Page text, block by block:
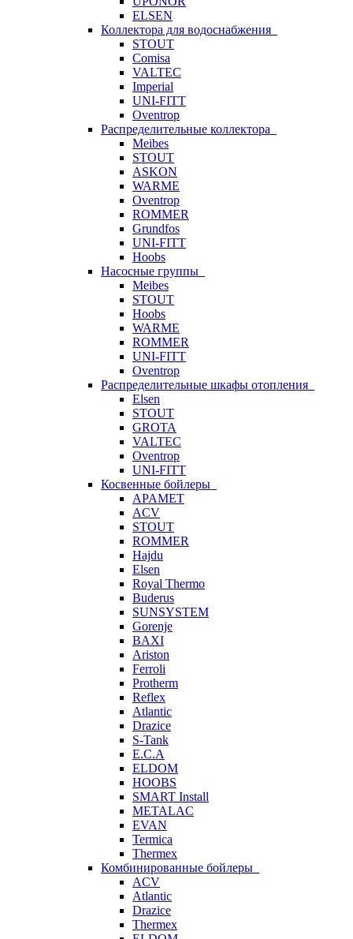
ELSEN
Коллектора для водоснабжения
STOUT
Comisa
VALTEC
Imperial
UNI-FITT
Oventrop
Распределительные коллектора
Meibes
STOUT
ASKON
WARME
Oventrop
ROMMER
Grundfos
UNI-FITT
Hoobs
Насосные группы
Meibes
STOUT
Hoobs
WARME
ROMMER
UNI-FITT
Oventrop
Распределительные шкафы отопления
Elsen
STOUT
GROTA
VALTEC
Oventrop
UNI-FITT
Косвенные бойлеры
APAMET
ACV
STOUT
ROMMER
Hajdu
Elsen
Royal Thermo
Buderus
SUNSYSTEM
Gorenje
BAXI
Ariston
Ferroli
Protherm
Reflex
Atlantic
Drazice
S-Tank
E.C.A
ELDOM
HOOBS
SMART Install
METALAC
EVAN
Termica
Thermex
Комбинированные бойлеры
ACV
Atlantic
Drazice
Thermex